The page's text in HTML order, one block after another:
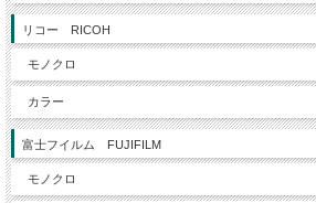
リコー RICOH
モノクロ
カラー
富士フイルム FUJIFILM
モノクロ